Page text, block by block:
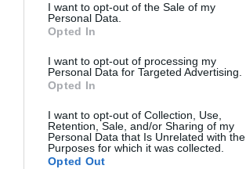
I want to opt-out of the Sale of my
Personal Data.
Opted In
I want to opt-out of processing my
Personal Data for Targeted Advertising.
Opted In
I want to opt-out of Collection, Use,
Retention, Sale, and/or Sharing of my
Personal Data that Is Unrelated with the
Purposes for which it was collected.
Opted Out